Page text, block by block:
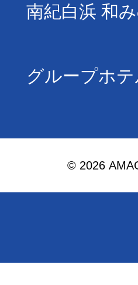
南紀白浜 和
グループホ
© 2026